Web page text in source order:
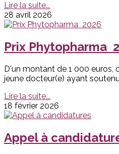
Lire la suite...
28 avril 2026
Prix Phytopharma
D'un montant de 1 000 euros,
jeune docteur(e) ayant
Lire la suite...
18 février 2026
Appel à